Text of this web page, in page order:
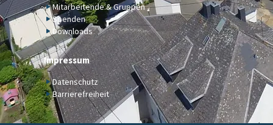
Mitarbeitende & Gruppen
Spenden
Downloads
Impressum
Datenschutz
Barrierefreiheit